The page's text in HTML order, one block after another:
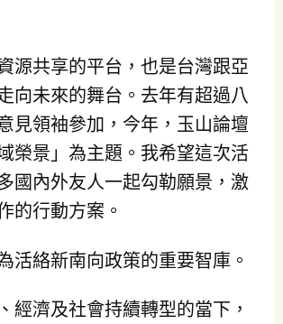
源共享的平台，也是台灣跟亞
向未來的舞台。去年有超過八
見領袖參加，今年，玉山論壇
榮景」為主題。我希望這次活
國內外友人一起勾勒願景，激
的行動方案。
活絡新南向政策的重要智庫。
經濟及社會持續轉型的當下，